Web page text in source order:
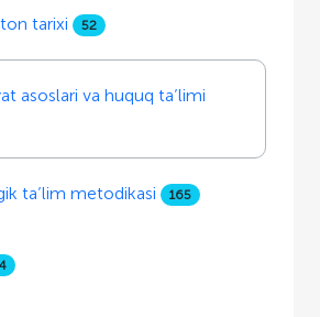
tarixi 52
asoslari va huquq ta’limi
ta’lim metodikasi 165